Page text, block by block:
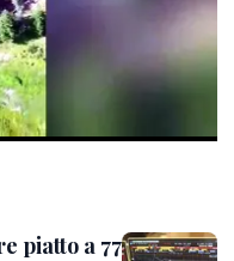
piatto a 77